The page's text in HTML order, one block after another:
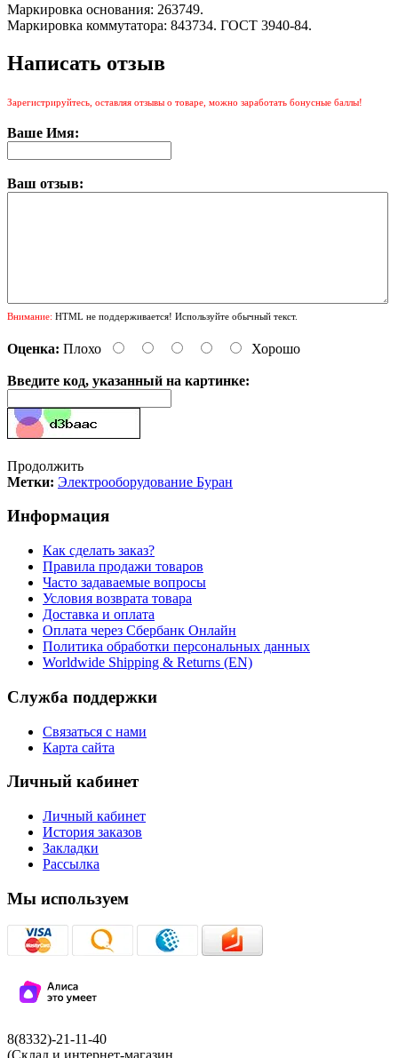
Маркировка основания: 263749.
Маркировка коммутатора: 843734. ГОСТ 3940-84.
Написать отзыв
Зарегистрируйтесь, оставляя отзывы о товаре, можно заработать бонусные баллы!
Ваше Имя:
Ваш отзыв:
Внимание: HTML не поддерживается! Используйте обычный текст.
Оценка: Плохо Хорошо
Введите код, указанный на картинке:
Продолжить
Метки: Электрооборудование Буран
Информация
Как сделать заказ?
Правила продажи товаров
Часто задаваемые вопросы
Условия возврата товара
Доставка и оплата
Оплата через Сбербанк Онлайн
Политика обработки персональных данных
Worldwide Shipping & Returns (EN)
Служба поддержки
Связаться с нами
Карта сайта
Личный кабинет
Личный кабинет
История заказов
Закладки
Рассылка
Мы используем
8(8332)-21-11-40